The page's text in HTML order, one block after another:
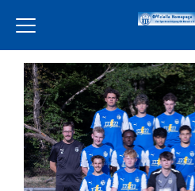
Home
Verein
Leckereien Liebe
Freiwilligendienst
Unsere Partner